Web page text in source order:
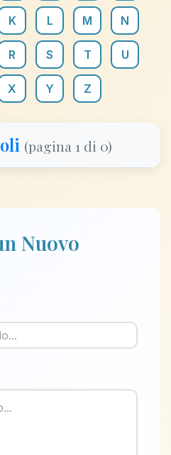
K L M N
R S T U
X Y Z
(pagina 1 di 0)
Nuovo